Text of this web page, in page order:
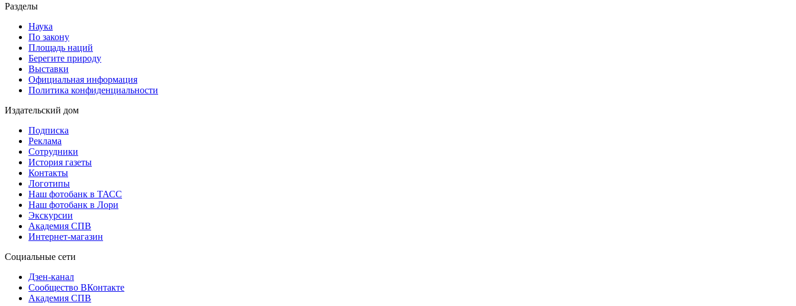
Разделы
Наука
По закону
Площадь наций
Берегите природу
Выставки
Официальная информация
Политика конфиденциальности
Издательский дом
Подписка
Реклама
Сотрудники
История газеты
Контакты
Логотипы
Наш фотобанк в ТАСС
Наш фотобанк в Лори
Экскурсии
Академия СПВ
Интернет-магазин
Социальные сети
Дзен-канал
Сообщество ВКонтакте
Академия СПВ